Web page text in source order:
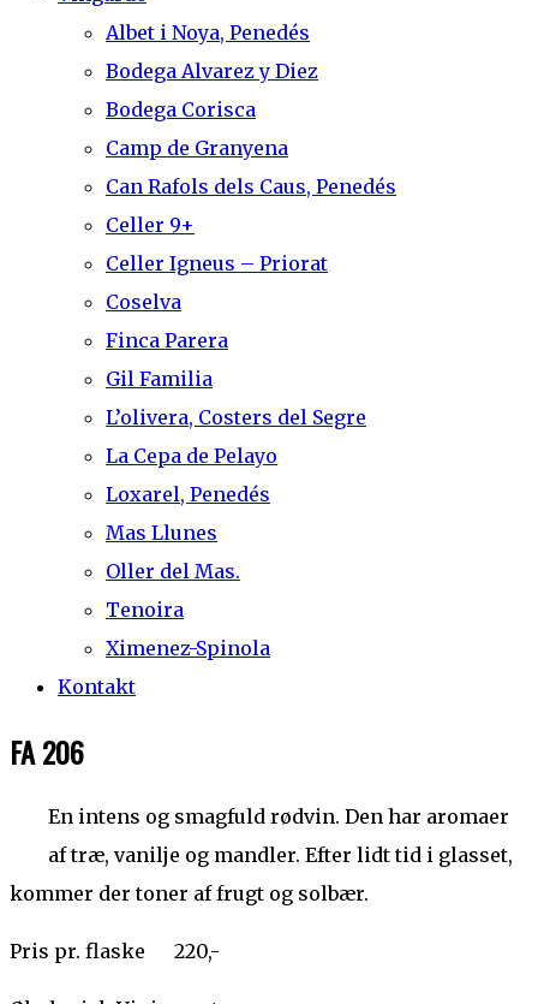
Albet i Noya, Penedés
Bodega Alvarez y Diez
Bodega Corisca
Camp de Granyena
Can Rafols dels Caus, Penedés
Celler 9+
Celler Igneus – Priorat
Coselva
Finca Parera
Gil Familia
L’olivera, Costers del Segre
La Cepa de Pelayo
Loxarel, Penedés
Mas Llunes
Oller del Mas.
Tenoira
Ximenez-Spinola
Kontakt
FA 206
En intens og smagfuld rødvin. Den har aromaer
af træ, vanilje og mandler. Efter lidt tid i glasset,
kommer der toner af frugt og solbær.
Pris pr. flaske 220,-